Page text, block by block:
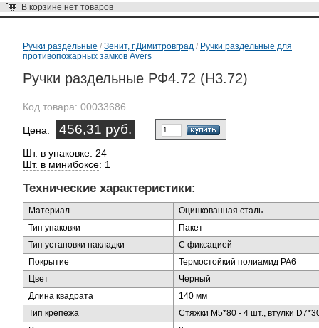
В корзине нет товаров
Ручки раздельные / Зенит, г.Димитровград / Ручки раздельные для
противопожарных замков Avers
Ручки раздельные РФ4.72 (Н3.72)
Код товара: 00033686
Цена: 456,31 руб.
Шт. в упаковке: 24
Шт. в минибоксе: 1
Технические характеристики:
Материал
Оцинкованная сталь
Тип упаковки
Пакет
Тип установки накладки
С фиксацией
Покрытие
Термостойкий полиамид РА6
Цвет
Черный
Длина квадрата
140 мм
Тип крепежа
Стяжки М5*80 - 4 шт., втулки